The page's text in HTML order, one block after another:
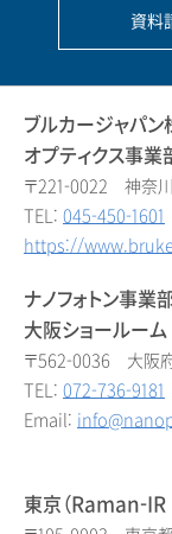
資料
ブルカージャパ
オプティクス事業
〒221-0022 神奈
TEL: 045-450-1601
https://
ナノフォトン事業
大阪ショールー
〒562-0036 大阪
TEL: 072-736-9181
Email:
東京（Raman-